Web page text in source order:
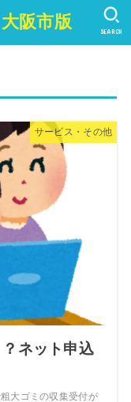
阪市版 SEARCH
サービス・その他
ネット申込
大ゴミの収集受付が